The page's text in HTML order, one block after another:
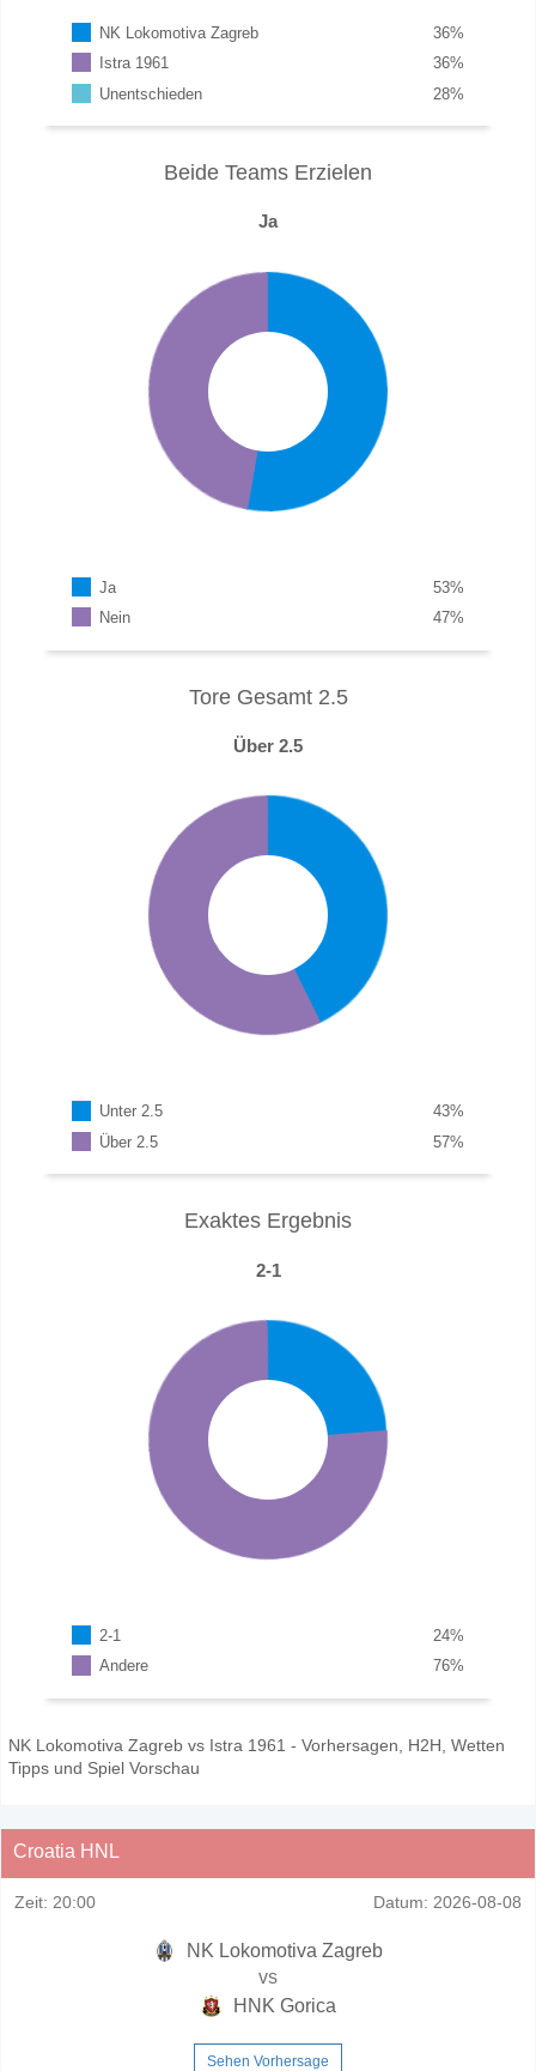
NK Lokomotiva Zagreb %
36
Istra 1961
%
36
Unentschieden
%
28
Beide Teams Erzielen
Ja
Ja %
53
Nein
%
47
Tore Gesamt 2.5
Über 2.5
Unter 2.5 %
43
Über 2.5
%
57
Exaktes Ergebnis
2-1
2-1 %
24
Andere
%
76
NK Lokomotiva Zagreb vs Istra 1961 - Vorhersagen, H2H, Wetten
Tipps und Spiel Vorschau
Croatia HNL
Zeit: 20:00 Datum: 2026-08-08
NK Lokomotiva Zagreb
vs
HNK Gorica
Sehen Vorhersage